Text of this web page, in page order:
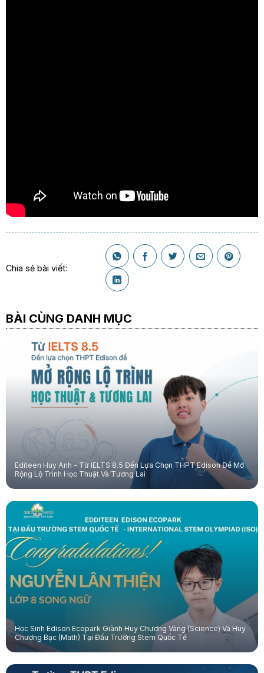
Chia sẻ bài viết:
BÀI CÙNG DANH MỤC
Editeen Huy Anh – Từ IELTS 8.5 Đến Lựa Chọn THPT Edison Để Mở
Rộng Lộ Trình Học Thuật Và Tương Lai
Học Sinh Edison Ecopark Giành Huy Chương Vàng (Science) Và Huy
Chương Bạc (Math) Tại Đấu Trường Stem Quốc Tế